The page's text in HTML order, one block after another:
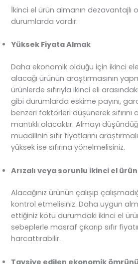
İkinci el ürün almanın dezavantajlı
durumlarda vardır.
Yüksek Fiyata Almak
Daha ekonomik olduğu için ikinci
alacağı ürünün araştırmasının
ürünlerde sıfırıyla ikinci eli
gibi durumlarda eskime payını,
benzeri faktörleri düşünerek
mantıklı olacaktır. Almayı
muadilinin sıfır fiyatlarını
yüksek ise sıfırına yönelmelisiniz.
Arızalı veya sorunlu ikinci el
Alacağınız ürünün çalışıp
kontrol etmelisiniz. Daha uygun
ettiğiniz kötü durumdaki ikinci el
sebeplerle masraf çıkarıp sıfır
harcattırabilir.
Tavsiye edilen ekonomik